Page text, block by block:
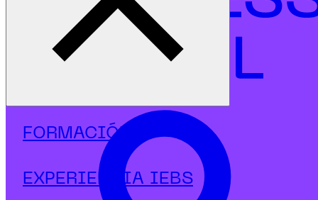
FORMACIÓN
EXPERIENCIA IEBS
Fintech
Maestría en Financial Controlling y Power BI